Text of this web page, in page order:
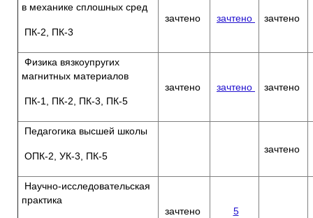
в механике сплошных сред
ПК-2, ПК-3
зачтено зачтено зачтено
Физика вязкоупругих
магнитных материалов
ПК-1, ПК-2, ПК-3, ПК-5
зачтено зачтено зачтено
Педагогика высшей школы
ОПК-2, УК-3, ПК-5
зачтено
Научно-исследовательская
практика
зачтено 5